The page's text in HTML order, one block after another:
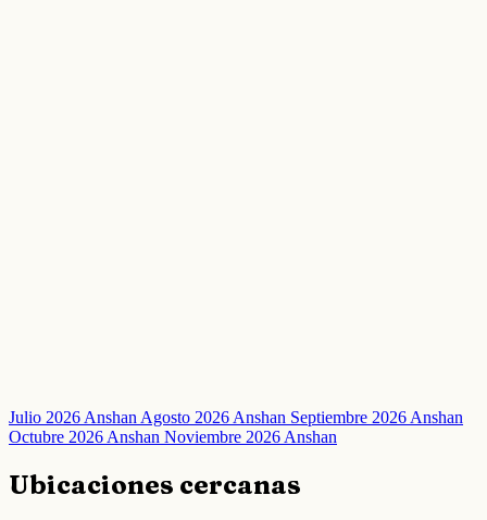
Julio 2026 Anshan Agosto 2026 Anshan Septiembre 2026 Anshan
Octubre 2026 Anshan Noviembre 2026 Anshan
Ubicaciones cercanas